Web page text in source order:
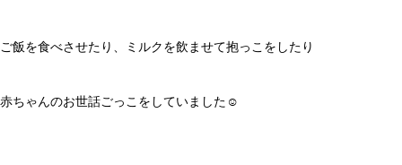
ご飯を食べさせたり、ミルクを飲ませて抱っこをしたり
赤ちゃんのお世話ごっこをしていました☺️